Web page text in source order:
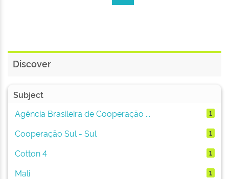
Discover
Subject
Agência Brasileira de Cooperação ...
1
Cooperação Sul - Sul 1
Cotton 4 1
Mali 1